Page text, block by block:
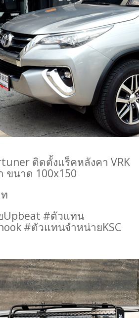
ติดตั้งแร็คหลังคา VRK
ขนาด 100x150
#ตัวแทน
#ตัวแทนจำหน่ายKSC